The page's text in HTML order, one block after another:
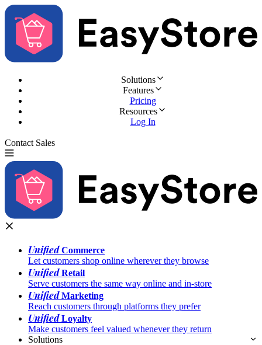
Solutions
Features
Pricing
Resources
Log In
Contact Sales
UnifiedCommerce
Let customers shop online wherever they browse
UnifiedRetail
Serve customers the same way online and in-store
UnifiedMarketing
Reach customers through platforms they prefer
UnifiedLoyalty
Make customers feel valued whenever they return
Solutions